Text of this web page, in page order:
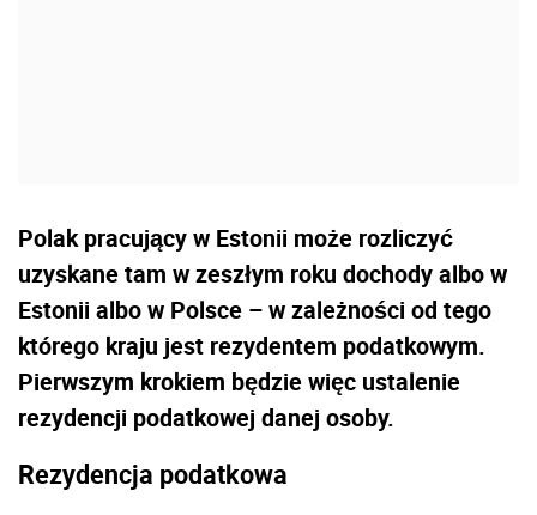
Polak pracujący w Estonii może rozliczyć
uzyskane tam w zeszłym roku dochody albo w
Estonii albo w Polsce – w zależności od tego
którego kraju jest rezydentem podatkowym.
Pierwszym krokiem będzie więc ustalenie
rezydencji podatkowej danej osoby.
Rezydencja podatkowa